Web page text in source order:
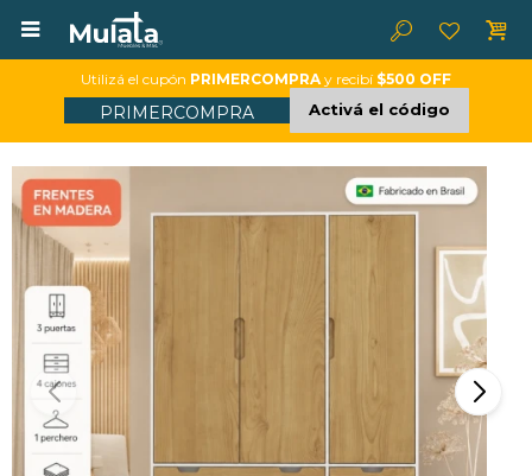

Utilizá el cupón PRIMERCOMPRA y recibí $500 OFF
PRIMERCOMPRA Activá el código